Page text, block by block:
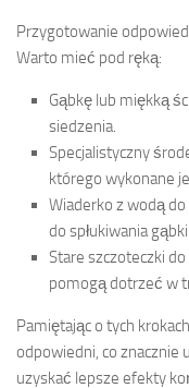
Przygotowanie
Warto mieć pod ręką:
Gąbkę lub miękką
siedzenia.
Specjalistyczny
którego wykonane
Wiaderko z wodą
do spłukiwania gąbki.
Stare szczoteczki
pomogą dotrzeć w
Pamiętając o tych
odpowiedni, co znacznie
uzyskać lepsze efekty